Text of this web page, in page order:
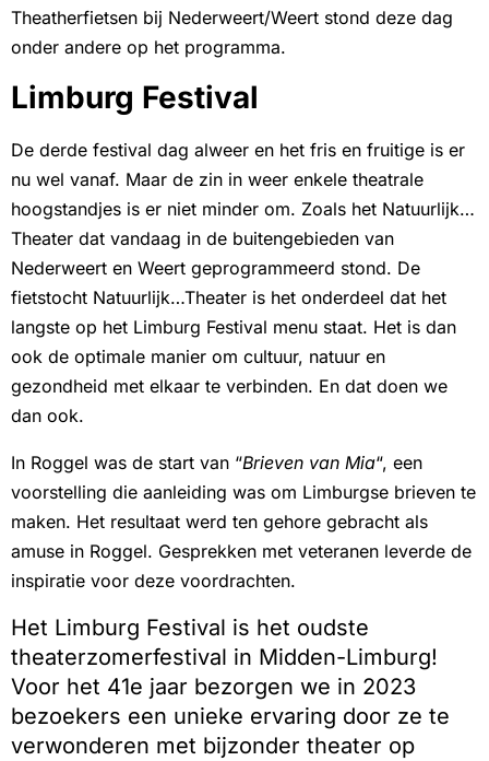
Theatherfietsen bij Nederweert/Weert stond deze dag
onder andere op het programma.
Limburg Festival
De derde festival dag alweer en het fris en fruitige is er
nu wel vanaf. Maar de zin in weer enkele theatrale
hoogstandjes is er niet minder om. Zoals het Natuurlijk…
Theater dat vandaag in de buitengebieden van
Nederweert en Weert geprogrammeerd stond. De
fietstocht Natuurlijk…Theater is het onderdeel dat het
langste op het Limburg Festival menu staat. Het is dan
ook de optimale manier om cultuur, natuur en
gezondheid met elkaar te verbinden. En dat doen we
dan ook.
In Roggel was de start van “Brieven van Mia“, een
voorstelling die aanleiding was om Limburgse brieven te
maken. Het resultaat werd ten gehore gebracht als
amuse in Roggel. Gesprekken met veteranen leverde de
inspiratie voor deze voordrachten.
Het Limburg Festival is het oudste
theaterzomerfestival in Midden-Limburg!
Voor het 41e jaar bezorgen we in 2023
bezoekers een unieke ervaring door ze te
verwonderen met bijzonder theater op